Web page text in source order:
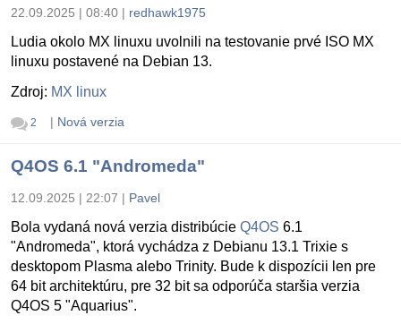
22.09.2025 | 08:40 | redhawk1975
Ludia okolo MX linuxu uvolnili na testovanie prvé ISO MX
linuxu postavené na Debian 13.
Zdroj: MX linux
2 | Nová verzia
Q4OS 6.1 "Andromeda"
12.09.2025 | 22:07 | Pavel
Bola vydaná nová verzia distribúcie Q4OS 6.1
"Andromeda", ktorá vychádza z Debianu 13.1 Trixie s
desktopom Plasma alebo Trinity. Bude k dispozícii len pre
64 bit architektúru, pre 32 bit sa odporúča staršia verzia
Q4OS 5 "Aquarius".